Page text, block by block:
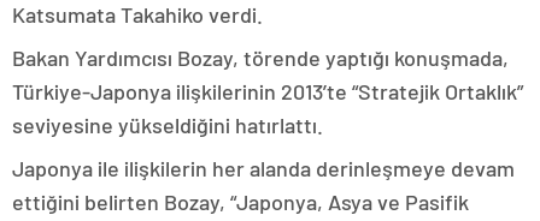
Katsumata Takahiko verdi.
Bakan Yardımcısı Bozay, törende yaptığı konuşmada,
Türkiye-Japonya ilişkilerinin 2013’te “Stratejik Ortaklık”
seviyesine yükseldiğini hatırlattı.
Japonya ile ilişkilerin her alanda derinleşmeye devam
ettiğini belirten Bozay, “Japonya, Asya ve Pasifik